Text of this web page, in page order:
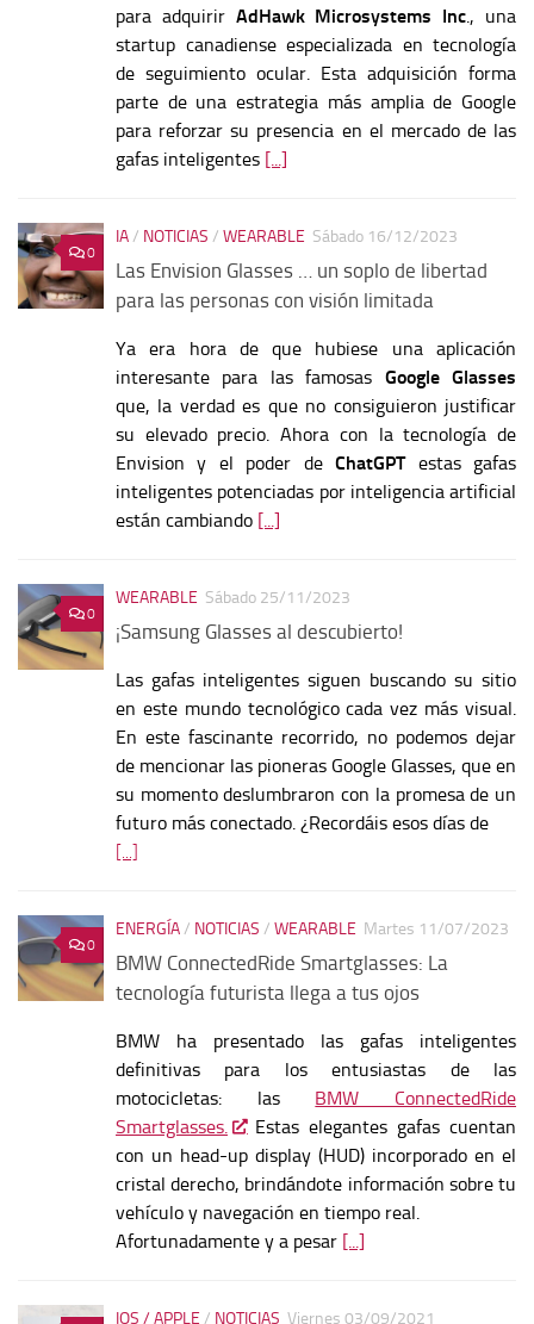
para adquirir AdHawk Microsystems Inc ., una
startup canadiense especializada en tecnología
de seguimiento ocular. Esta adquisición forma
parte de una estrategia más amplia de Google
para reforzar su presencia en el mercado de las
gafas inteligentes [...]
0
IA/ NOTICIAS / WEARABLE Sábado 16/12/2023
Las Envision Glasses … un soplo de libertad
para las personas con visión limitada
Ya era hora de que hubiese una aplicación
interesante para las famosas Google Glasses
que, la verdad es que no consiguieron justificar
su elevado precio. Ahora con la tecnología de
Envision y el poder deChatGPTestas gafas
inteligentes potenciadas por inteligencia artificial
están cambiando [...]
0
WEARABLE Sábado 25/11/2023
¡Samsung Glasses al descubierto!
Las gafas inteligentes siguen buscando su sitio
en este mundo tecnológico cada vez más visual.
En este fascinante recorrido, no podemos dejar
de mencionar las pioneras Google Glasses, que en
su momento deslumbraron con la promesa de un
futuro más conectado. ¿Recordáis esos días de
[...]
0
ENERGÍA/ NOTICIAS / WEARABLE Martes 11/07/2023
BMW ConnectedRide Smartglasses: La
tecnología futurista llega a tus ojos
BMW ha presentado las gafas inteligentes
definitivas para los entusiastas de las
motocicletas: las BMW ConnectedRide
Smartglasses.
Estas elegantes gafas cuentan
con un head-up display (HUD) incorporado en el
cristal derecho, brindándote información sobre tu
vehículo y navegación en tiempo real.
Afortunadamente y a pesar [...]
IOS / APPLE / NOTICIAS Viernes 03/09/2021